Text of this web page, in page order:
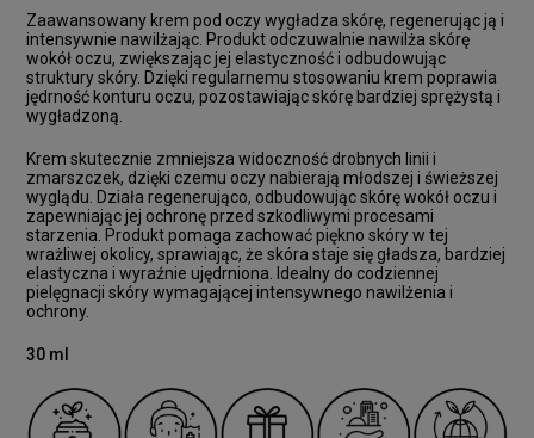
Zaawansowany krem pod oczy wygładza skórę, regenerując ją i
intensywnie nawilżając. Produkt odczuwalnie nawilża skórę
wokół oczu, zwiększając jej elastyczność i odbudowując
struktury skóry. Dzięki regularnemu stosowaniu krem poprawia
jędrność konturu oczu, pozostawiając skórę bardziej sprężystą i
wygładzoną.
Krem skutecznie zmniejsza widoczność drobnych linii i
zmarszczek, dzięki czemu oczy nabierają młodszej i świeższej
wyglądu. Działa regenerująco, odbudowując skórę wokół oczu i
zapewniając jej ochronę przed szkodliwymi procesami
starzenia. Produkt pomaga zachować piękno skóry w tej
wrażliwej okolicy, sprawiając, że skóra staje się gładsza, bardziej
elastyczna i wyraźnie ujędrniona. Idealny do codziennej
pielęgnacji skóry wymagającej intensywnego nawilżenia i
ochrony.
30 ml